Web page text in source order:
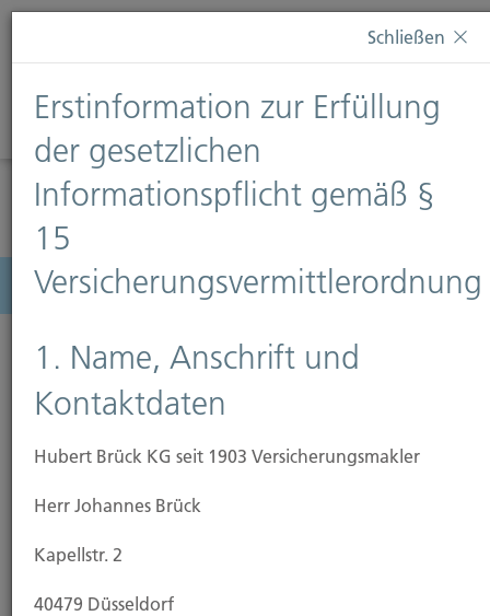
Diese Webseite verwendet Cookies. Wenn Sie weiterhin
Informationen finden Sie auf unserer SeiteDatenschutz
Diese Nachricht nicht erneut anzeigen
Menü
Pensionsfonds
Schließen
Erstinformation zur Erfüllung
der gesetzlichen
Informationspflicht gemäß §
15
Versicherungsvermittlerordnung
1. Name, Anschrift und
Kontaktdaten
Hubert Brück KG seit 1903 Versicherungsmakler
Herr Johannes Brück
Kapellstr. 2
40479 Düsseldorf